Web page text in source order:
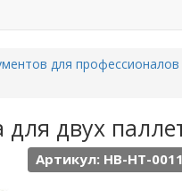
для профессионалов
для двух
Артикул: HB-HT-